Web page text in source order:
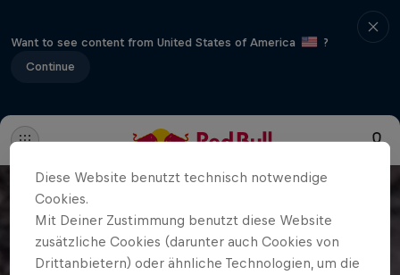
Want to see content from United States of America
?
Continue
Diese Website benutzt technisch notwendige
Cookies.
Mit Deiner Zustimmung benutzt diese Website
zusätzliche Cookies (darunter auch Cookies von
Drittanbietern) oder ähnliche Technologien, um die